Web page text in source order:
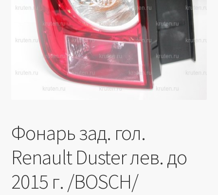
Фонарь зад. гол.
Renault Duster лев. до
2015 г. /BOSCH/